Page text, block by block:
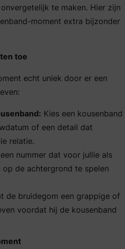
te maken. Hier zijn
moment extra bijzonder
toe
echt uniek door er een
Kies een kousenband
of een detail dat
relatie.
nummer dat voor jullie als
de achtergrond te spelen
de bruidegom een grappige of
voordat hij de kousenband